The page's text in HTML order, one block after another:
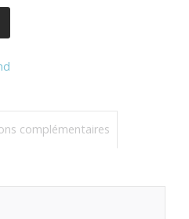
complémentaires